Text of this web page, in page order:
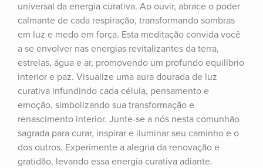
universal da energia curativa. Ao ouvir, abrace o poder
calmante de cada respiração, transformando sombras
em luz e medo em força. Esta meditação convida você
a se envolver nas energias revitalizantes da terra,
estrelas, água e ar, promovendo um profundo equilíbrio
interior e paz. Visualize uma aura dourada de luz
curativa infundindo cada célula, pensamento e
emoção, simbolizando sua transformação e
renascimento interior. Junte-se a nós nesta comunhão
sagrada para curar, inspirar e iluminar seu caminho e o
dos outros. Experimente a alegria da renovação e
gratidão, levando essa energia curativa adiante.